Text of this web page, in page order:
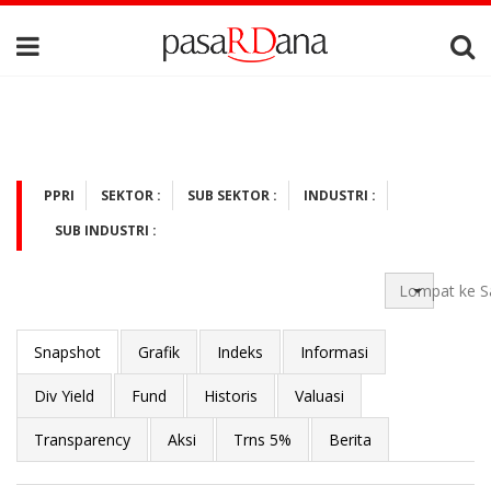
PPRI SEKTOR : SUB SEKTOR :
INDUSTRI :
SUB INDUSTRI :
Lompat ke
Snapshot Grafik Indeks Informasi
Div Yield Fund Historis Valuasi
Transparency Aksi Trns 5% Berita